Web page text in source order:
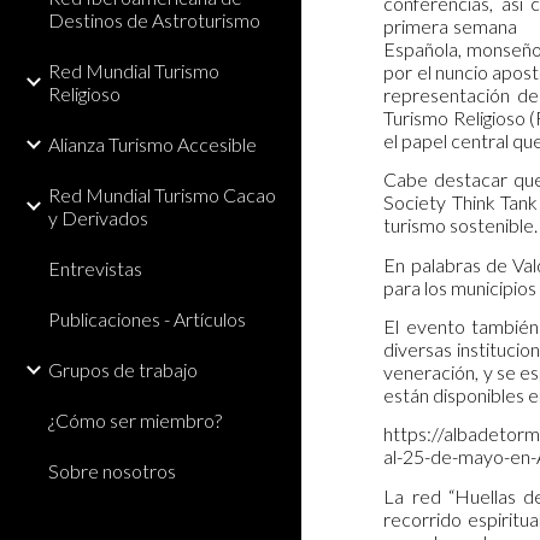
Destinos de Astroturismo
Red Mundial Turismo
Religioso
Alianza Turismo Accesible
Red Mundial Turismo Cacao
y Derivados
Entrevistas
Publicaciones - Artículos
Grupos de trabajo
¿Cómo ser miembro?
Sobre nosotros
primera semana
Española,
por el nuncio
representación
Turismo Religioso
el papel central
Cabe destacar
Society Think
turismo sostenible.
En palabras de
para los municipios
El evento
diversas
veneración, y se
están disponibles
https://
al-25-de-mayo-
La red “Huellas
recorrido